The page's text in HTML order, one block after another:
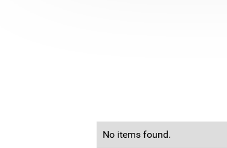
No items found.